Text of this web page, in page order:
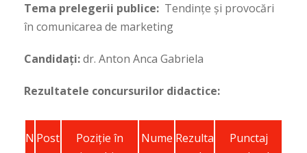
Tema prelegerii publice: Tendințe și provocări
în comunicarea de marketing
Candidați:dr. Anton Anca Gabriela
Rezultatele concursurilor didactice:
N Post
Poziţie în
Nume Rezulta
Punctaj